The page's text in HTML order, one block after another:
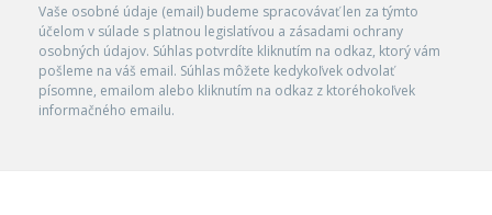
Vaše osobné údaje (email) budeme spracovávať len za týmto
účelom v súlade s platnou legislatívou a zásadami ochrany
osobných údajov. Súhlas potvrdíte kliknutím na odkaz, ktorý vám
pošleme na váš email. Súhlas môžete kedykoľvek odvolať
písomne, emailom alebo kliknutím na odkaz z ktoréhokoľvek
informačného emailu.